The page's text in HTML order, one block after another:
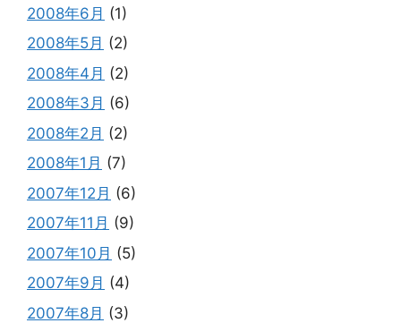
2008年6月 (1)
2008年5月 (2)
2008年4月 (2)
2008年3月 (6)
2008年2月 (2)
2008年1月 (7)
2007年12月 (6)
2007年11月 (9)
2007年10月 (5)
2007年9月 (4)
2007年8月 (3)